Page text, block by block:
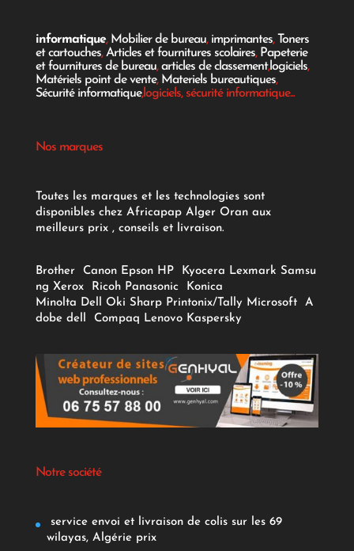
informatique, Mobilier de bureau, imprimantes, Toners
et cartouches,Articles et fournitures scolaires, Papeterie
et fournitures de bureau,articles de classement,logiciels,
Matériels point de vente, Materiels bureautiques,
Sécurité informatique,logiciels, sécurité informatique...
Nos marques
Toutes les marques et les technologies sont
disponibles chez Africapap Alger Oran aux
meilleurs prix , conseils et livraison.
Brother Canon Epson HP Kyocera Lexmark Samsu
ng Xerox Ricoh Panasonic
Konica
Minolta Dell Oki Sharp Printonix/Tally Microsoft
A
dobe dell Compaq Lenovo Kaspersky
Notre société
service envoi et livraison de colis sur les 69
wilayas, Algérie prix